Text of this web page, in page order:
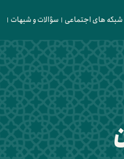
شبکه های اجتماعی سؤالات و شبهات